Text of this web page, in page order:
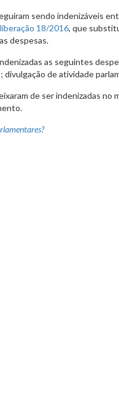
sendo indenizáveis
18/2016, que
despesas.
as seguintes
de atividade
de ser indenizadas no